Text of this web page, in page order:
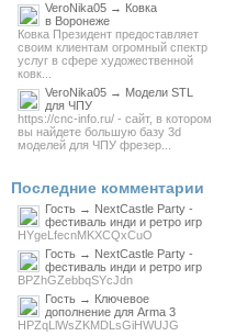
VeroNika05 → Ковка
в Воронеже
Ковка Президент предоставляет
своим клиентам огромный спектр
услуг в сфере художественной
ковк...
VeroNika05 → Модели STL
для ЧПУ
https://cnc-info.ru/ - сайт, в котором
вы найдете большую базу 3d
моделей для ЧПУ фрезер...
Последние комментарии
Гость → NextCastle Party -
фестиваль инди и ретро игр
HYgeLfecnMKXCQxCuO
Гость → NextCastle Party -
фестиваль инди и ретро игр
BPZhGZebbqSYcJdn
Гость → Ключевое
дополнение для Arma 3
HPZqLlWsZKMDLsGiHWUJG